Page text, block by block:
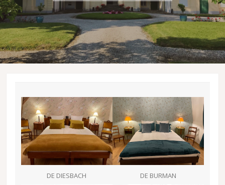
DE DIESBACH DE BURMAN